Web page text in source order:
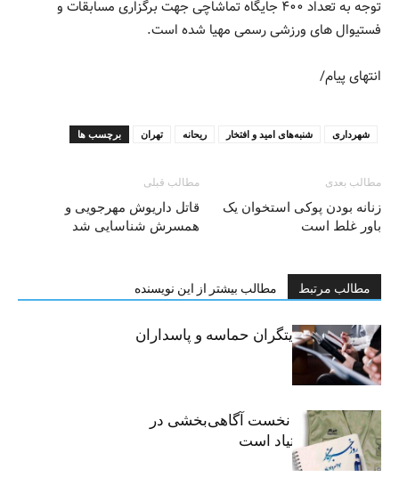
توجه به تعداد ۴۰۰ جایگاه تماشاچی جهت برگزاری مسابقات و
فستیوال های ورزشی رسمی مهیا شده است.
انتهای پیام/
برچسب ها تهران ریحانه شنبه‌های امید و افتخار شهرداری
مطالب قبلی
قاتل داریوش مهرجویی و
همسرش شناسایی شد
مطالب بعدی
زنانه بودن پوکی استخوان یک
باور غلط است
مطالب مرتبط مطالب بیشتر از این نویسنده
خبرنگاران، روایتگران حماسه و پاسداران
حقیقت
«رسانه» سنگر نخست آگاهی‌بخشی در
پیشگیری از اعتیاد است